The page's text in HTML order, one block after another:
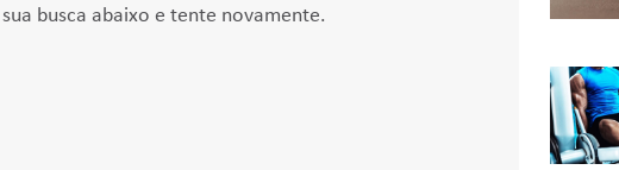
busca abaixo e tente novamente.